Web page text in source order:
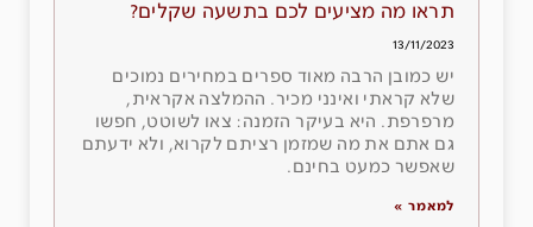
תראו מה מציעים לכם בתשעה שקלים?
13/11/2023
יש כמובן הרבה מאוד ספרים במחירים נמוכים
שלא קראתי ואינני מכיר. ההמלצה אקראית,
מרפרפת. היא בעיקר הזמנה: צאו לשוטט, חפשו
גם אתם את מה שמזמן רציתם לקרוא, ולא ידעתם
שאפשר כמעט בחינם.
למאמר »